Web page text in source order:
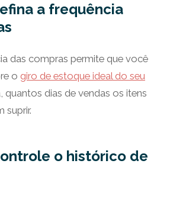
a frequência
das compras permite que você
o giro de estoque ideal do seu
quantos dias de vendas os itens
suprir.
o histórico de